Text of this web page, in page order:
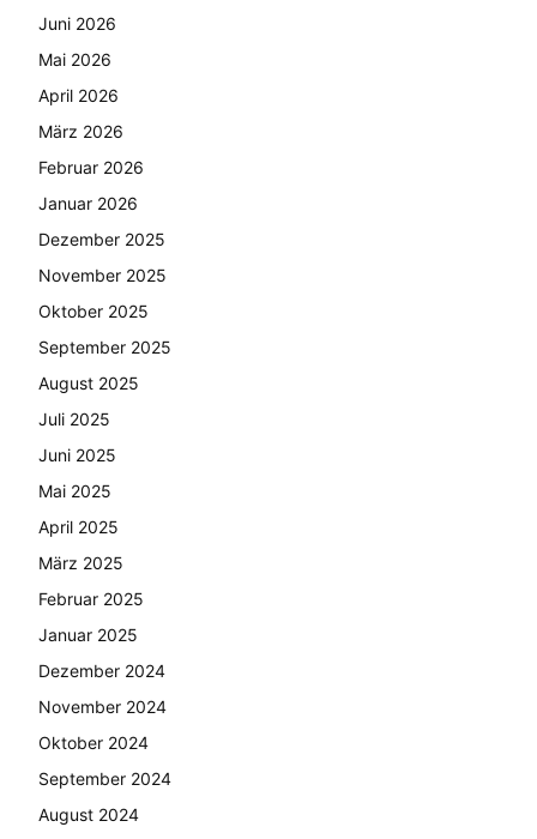
Juni 2026
Mai 2026
April 2026
März 2026
Februar 2026
Januar 2026
Dezember 2025
November 2025
Oktober 2025
September 2025
August 2025
Juli 2025
Juni 2025
Mai 2025
April 2025
März 2025
Februar 2025
Januar 2025
Dezember 2024
November 2024
Oktober 2024
September 2024
August 2024